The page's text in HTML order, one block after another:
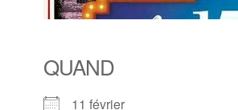
QUAND
11 février